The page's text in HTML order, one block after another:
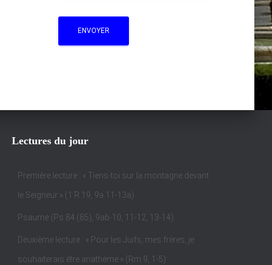
Lectures du jour
Première lecture : « Tiens-toi sur la montagne devant
le Seigneur » (1 R 19, 9a.11-13a)
Psaume (Ps 84 (85), 9ab-10, 11-12, 13-14)
Deuxième lecture : « Pour les Juifs, mes frères, je
souhaiterais être anathème » (Rm 9, 1-5)